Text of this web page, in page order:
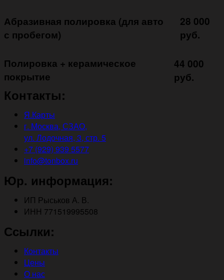
Абразивная полировка (для авто
с пробегом)
28 000
руб.
Полировка + керамическое
покрытие ㅤㅤㅤㅤㅤ
44 000
руб.
Контакты:
Я.Карты
г. Москва, СЗАО,
ул. Лодочная, 3, стр. 5
+7 (929) 939 5577
info@tonbox.ru
Юр. информация:
ИП Рыськов А. В.
ИНН 771519995508
Ссылки:
Контакты
Цены
О нас